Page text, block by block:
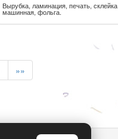
Вырубка, ламинация, печать, склейка
машинная, фольга.
»»